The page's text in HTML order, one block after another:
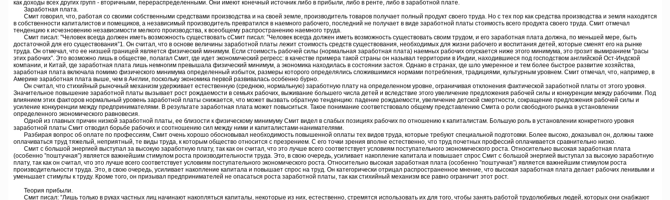
как доходы всех других групп - вторичными, перераспределенными. Они имеют конечный источник либо в прибыли, либо в ренте, либо в заработной плате.
Заработная плата.
Смит говорил, что, работая со своими собственными средствами производства и на своей земле, производитель товаров получает полный продукт своего труда. Но с тех пор как средства производства и земля находятся
в собственности капиталистов и помещиков, а независимый производитель превратился в наемного рабочего, последний не получает в виде заработной платы стоимость всего продукта своего труда. Смит отмечал
тенденцию к исчезновению независимости мелкого производства, к всеобщему распространению наемного труда.
Смит писал: ”Человек всегда должен иметь возможность существовать сСмит писал: ”Человек всегда должен иметь возможность существовать своим трудом, и его заработная плата должна, по меньшей мере, быть
достаточной для его существования”1. Он считал, что в основе величины заработной платы лежит стоимость средств существования, необходимых для жизни рабочего и воспитания детей, которые сменят его на рынке
труда. Он отмечал, что ее низшей границей является физический минимум. Если стоимость рабочей силы (нормальная заработная плата) наемных рабочих опускается ниже этого минимума, это грозит вымиранием ”расы
этих рабочих”. Это возможно лишь в обществе, полагал Смит, где идет экономический регресс: в качестве примера такой страны он называл территории в Индии, находившиеся под господством английской Ост-Индской
компании, и Китай, где заработная плата лишь немногим превышала физический минимум, а экономика находилась в состоянии застоя. Однако в странах, где шло умеренное и тем более быстрое развитие хозяйства,
заработная плата включала помимо физического минимума определенный избыток, размеры которого определялись сложившимися нормами потребления, традициями, культурным уровнем. Смит отмечал, что, например, в
Америке заработная плата выше, чем в Англии, поскольку экономика первой развивалась особенно бурно.
Он считал, что стихийный рыночный механизм удерживает естественную (среднюю, нормальную) заработную плату на определенном уровне, ограничивая отклонения фактической заработной платы от этого уровня.
Значительное повышение заработной платы вызывает рост рождаемости в семьях рабочих, выживание большего числа детей и вследствие этого увеличение предложения рабочей силы и конкуренции между рабочими. Под
влиянием этих факторов нормальный уровень заработной платы снижается, что может вызвать обратную тенденцию: падение рождаемости, увеличение детской смертности, сокращение предложения рабочей силы и
усиление конкуренции между предпринимателями. В результате заработная плата может повыситься. Такое понимание соответствовало общему представлению Смита о роли свободного рынка в установлении
определенного экономического равновесия.
Одной из главных причин низкой заработной платы, ее близости к физическому минимуму Смит видел в слабых позициях рабочих по отношению к капиталистам. Большую роль в установлении конкретного уровня
заработной платы Смит отводил борьбе рабочих и соотношению сил между ними и капиталистами-нанимателями.
Разбирая вопрос об оплате по профессиям, Смит очень хорошо обосновывал необходимость повышенной оплаты тех видов труда, которые требуют специальной подготовки. Более высоко, доказывал он, должны также
оплачиваться труд тяжелый, неприятный, те виды труда, к которым общество относится с презрением. С его точки зрения вполне естественно, что труд почетных профессий оплачивается сравнительно низко.
Смит с большой энергией выступал за высокую заработную плату, так как он считал, что это лучше всего соответствует условиям поступательного экономического роста. Относительно высокая заработная плата
(особенно ”поштучная”) является важнейшим стимулом роста производительности труда. Это, в свою очередь, усиливает накопление капитала и повышает спрос Смит с большой энергией выступал за высокую заработную
плату, так как он считал, что это лучше всего соответствует условиям поступательного экономического роста. Относительно высокая заработная плата (особенно ”поштучная”) является важнейшим стимулом роста
производительности труда. Это, в свою очередь, усиливает накопление капитала и повышает спрос на труд. Он категорически отрицал распространенное мнение, что высокая заработная плата делает рабочих ленивыми и
уменьшает стимулы к труду. Кроме того, он призывал предпринимателей не опасаться роста заработной платы, так как стихийный механизм все равно ограничит этот рост.
Теория прибыли.
Смит писал: ”Лишь только в руках частных лиц начинают накопляться капиталы, некоторые из них, естественно, стремятся использовать их для того, чтобы занять работой трудолюбивых людей, которых они снабжают